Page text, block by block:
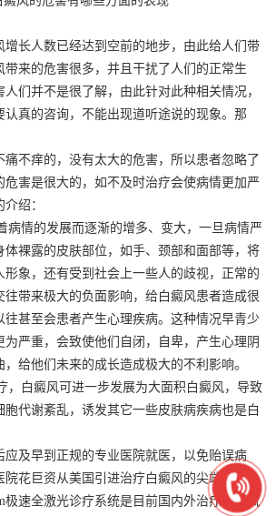
增长人数已经达到空前的地步，由此给人们带
带来的危害很多，并且干扰了人们的正常生
们并不是很了解，由此针对此种相关情况，
认真的咨询，不能出现道听途说的现象。那
痛不痒的，没有太大的危害，所以患者忽略了
危害是很大的，如不及时治疗会使病情更加严
绍：
病情的发展而逐渐的增多、变大，一旦病情严
体裸露的皮肤部位，如手、颈部和面部等，将
形象，还有受到社会上一些人的歧视，正常的
往带来极大的负面影响，给白癜风患者造成很
往甚至会患者产生心理疾病。这种情况早青少
严重，会致使他们自闭，自卑，产生心理阴
给他们未来的成长造成极大的不利影响。
，白癜风可进一步发展为大面积白癜风，导致
胞代谢紊乱，诱发其它一些皮肤病疾病也是白
应及早到正规的专业医院就医，以免贻误病
院花巨资从美国引进治疗白癜风的尖端设备，
极速全激光诊疗系统是目前国内外治疗白癜风